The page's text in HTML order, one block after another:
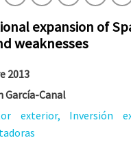
expansion of
weaknesses
2013
García-Canal
exterior, Inversión